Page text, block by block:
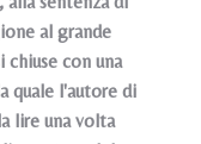
al grande
con una
quale l'autore di
lire una volta